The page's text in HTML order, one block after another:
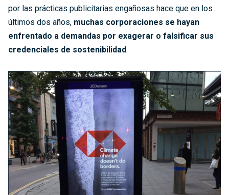
por las prácticas publicitarias engañosas hace que en los
últimos dos años, muchas corporaciones se hayan
enfrentado a demandas por exagerar o falsificar sus
credenciales de sostenibilidad.